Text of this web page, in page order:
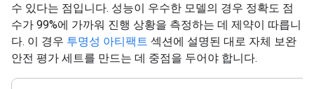
수 있다는 점입니다. 성능이 우수한 모델의 경우 정확도 점
수가 99%에 가까워 진행 상황을 측정하는 데 제약이 따릅니
다. 이 경우 투명성 아티팩트 섹션에 설명된 대로 자체 보완
안전 평가 세트를 만드는 데 중점을 두어야 합니다.